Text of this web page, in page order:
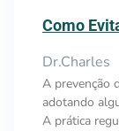
Como
Dr.Charles
A prevenção
adotando
A prática